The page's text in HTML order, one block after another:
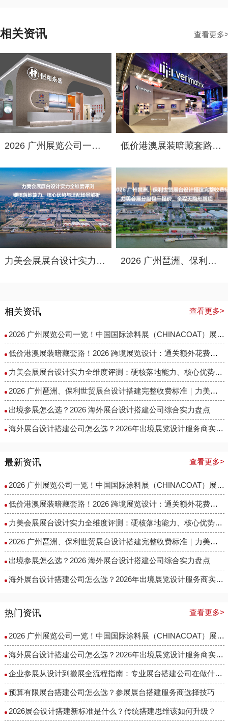
相关资讯 查看更多
2026 广州展览公司一览！中国国际涂料展（CHINACOAT）展台设计搭建服务商推荐 低价港澳展装暗藏套路！2026 跨境展览设计：通关额外花费避雷指南
力美会展展台设计实力全维度评测：硬核落地能力、核心优势与适配场景解析 2026 广州琶洲、保利世贸展台设计搭建完整收费标准｜力美会展分级包干报价，全程无隐形增项
相关资讯 查看更多>
2026 广州展览公司一览！中国国际涂料展（CHINACOAT）展台设计搭建服务商推荐
低价港澳展装暗藏套路！2026 跨境展览设计：通关额外花费避雷指南
力美会展展台设计实力全维度评测：硬核落地能力、核心优势与适配场景解析
2026 广州琶洲、保利世贸展台设计搭建完整收费标准｜力美会展分级包干报价，全程无隐形增项
出境参展怎么选？2026 海外展台设计搭建公司综合实力盘点
海外展台设计搭建公司怎么选？2026年出境展览设计服务商实力全解析
最新资讯 查看更多>
2026 广州展览公司一览！中国国际涂料展（CHINACOAT）展台设计搭建服务商推荐
低价港澳展装暗藏套路！2026 跨境展览设计：通关额外花费避雷指南
力美会展展台设计实力全维度评测：硬核落地能力、核心优势与适配场景解析
2026 广州琶洲、保利世贸展台设计搭建完整收费标准｜力美会展分级包干报价，全程无隐形增项
出境参展怎么选？2026 海外展台设计搭建公司综合实力盘点
海外展台设计搭建公司怎么选？2026年出境展览设计服务商实力全解析
热门资讯 查看更多>
2026 广州展览公司一览！中国国际涂料展（CHINACOAT）展台设计搭建服务商推荐
海外展台设计搭建公司怎么选？2026年出境展览设计服务商实力全解析
企业参展从设计到撤展全流程指南：专业展台搭建公司在做什么？
预算有限展台搭建公司怎么选？参展展台搭建服务商选择技巧
2026展会设计搭建新标准是什么？传统搭建思维该如何升级？